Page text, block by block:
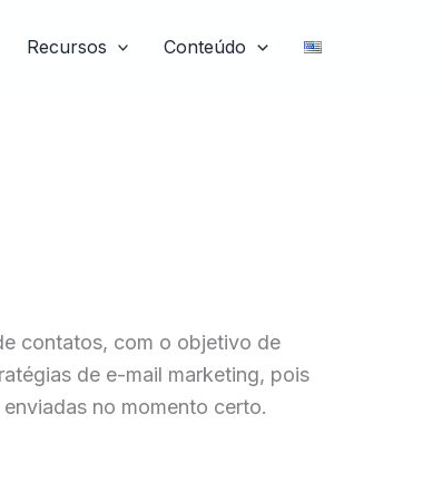
Recursos Conteúdo
contatos, com o objetivo de
de e-mail marketing, pois
no momento certo.